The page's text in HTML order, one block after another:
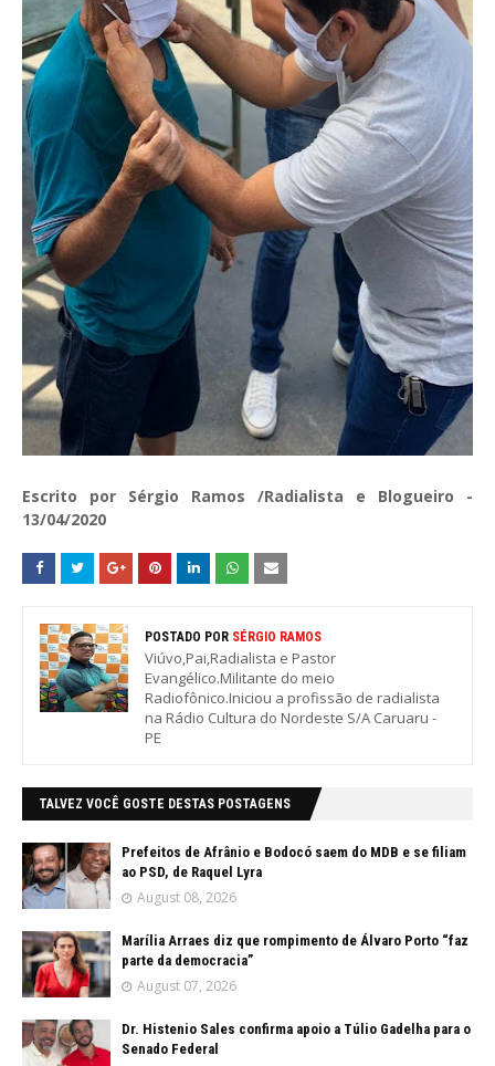
Escrito por Sérgio Ramos /Radialista e Blogueiro -
13/04/2020
POSTADO POR SÉRGIO RAMOS
Viúvo,Pai,Radialista e Pastor
Evangélico.Militante do meio
Radiofônico.Iniciou a profissão de radialista
na Rádio Cultura do Nordeste S/A Caruaru -
PE
TALVEZ VOCÊ GOSTE DESTAS POSTAGENS
Prefeitos de Afrânio e Bodocó saem do MDB e se filiam
ao PSD, de Raquel Lyra
August 08, 2026
Marília Arraes diz que rompimento de Álvaro Porto “faz
parte da democracia”
August 07, 2026
Dr. Histenio Sales confirma apoio a Túlio Gadelha para o
Senado Federal